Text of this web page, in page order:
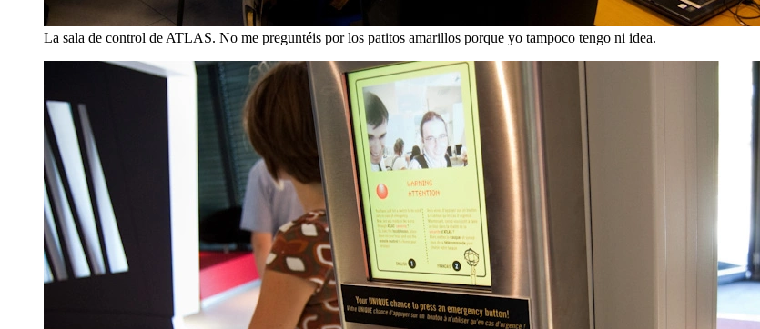
La sala de control de ATLAS. No me preguntéis por los patitos amarillos porque yo tampoco tengo ni idea.